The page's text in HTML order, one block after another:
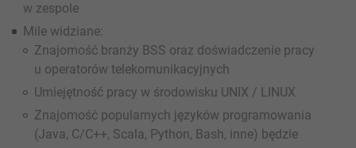
w zespole
Mile widziane:
Znajomość branży BSS oraz doświadczenie pracy
u operatorów telekomunikacyjnych
Umiejętność pracy w środowisku UNIX / LINUX
Znajomość popularnych języków programowania
(Java, C/C++, Scala, Python, Bash, inne) będzie